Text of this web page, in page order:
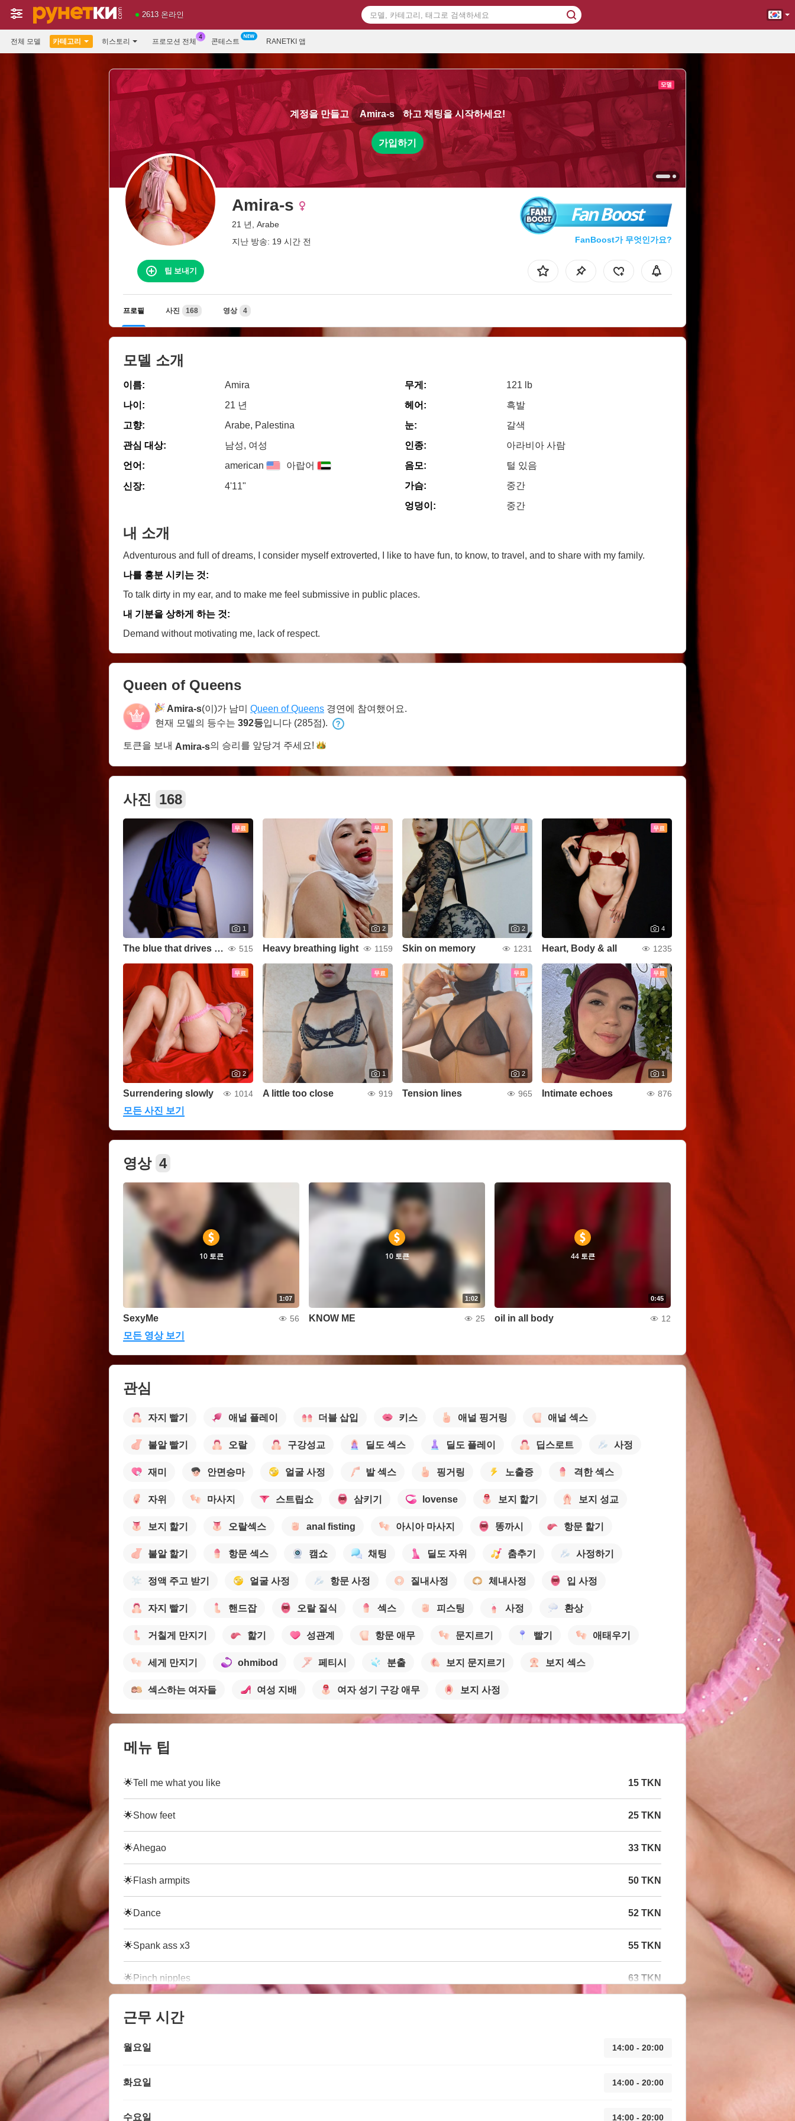
2613 온라인
전체 모델 카테고리 히스토리 프로모션 전체 콘테스트 RANETKI 앱
계정을 만들고 Amira-s 하고 채팅을 시작하세요!
가입하기
Amira-s
21 년, Arabe
지난 방송: 19 시간 전
Fan Boost
FanBoost가 무엇인가요?
팁 보내기
프로필 사진 168 영상 4
모델 소개
이름:
Amira
나이:
21 년
고향:
Arabe, Palestina
관심 대상:
남성, 여성
언어:
american 아랍어
신장: 4'11"
무게:
121 lb
헤어:
흑발
눈:
갈색
인종:
아라비아 사람
음모:
털 있음
가슴:
중간
엉덩이:
중간
내 소개
Adventurous and full of dreams, I consider myself extroverted, I like to have fun, to know, to travel, and to share with my family.
나를 흥분 시키는 것:
To talk dirty in my ear, and to make me feel submissive in public places.
내 기분을 상하게 하는 것:
Demand without motivating me, lack of respect.
Queen of Queens
Amira-s(이)가 남미 Queen of Queens 경연에 참여했어요.
현재 모델의 등수는 392등입니다 (285점).
토큰을 보내 Amira-s의 승리를 앞당겨 주세요!
사진 168
무료
1
The blue that drives you crazy 515
무료
2
Heavy breathing light 1159
무료
2
Skin on memory 1231
무료
4
Heart, Body & all 1235
무료
2
Surrendering slowly 1014
무료
1
A little too close 919
무료
2
Tension lines 965
무료
1
Intimate echoes 876
모든 사진 보기
영상 4
1:07
10 토큰
SexyMe 56
1:02
10 토큰
KNOW ME 25
0:45
44 토큰
oil in all body 12
모든 영상 보기
관심
자지 빨기 애널 플레이 더블 삽입 키스 애널 핑거링 애널 섹스
불알 빨기 오랄 구강성교 딜도 섹스 딜도 플레이 딥스로트 사정
재미 안면승마 얼굴 사정 발 섹스 핑거링 노출증 격한 섹스
자위 마사지 스트립쇼 삼키기 lovense 보지 핥기 보지 성교
보지 핥기 오랄섹스 anal fisting 아시아 마사지 똥까시 항문 핥기
불알 핥기 항문 섹스 캠쇼 채팅 딜도 자위 춤추기 사정하기
정액 주고 받기 얼굴 사정 항문 사정 질내사정 체내사정 입 사정
자지 빨기 핸드잡 오랄 질식 섹스 피스팅 사정 환상
거칠게 만지기 핥기 성관계 항문 애무 문지르기 빨기 애태우기
세게 만지기 ohmibod 페티시 분출 보지 문지르기 보지 섹스
섹스하는 여자들 여성 지배 여자 성기 구강 애무 보지 사정
메뉴 팁
🌟Tell me what you like 15 TKN
🌟Show feet 25 TKN
🌟Ahegao 33 TKN
🌟Flash armpits 50 TKN
🌟Dance 52 TKN
🌟Spank ass x3 55 TKN
🌟Pinch nipples 63 TKN
근무 시간
월요일 14:00 - 20:00
화요일 14:00 - 20:00
수요일 14:00 - 20:00